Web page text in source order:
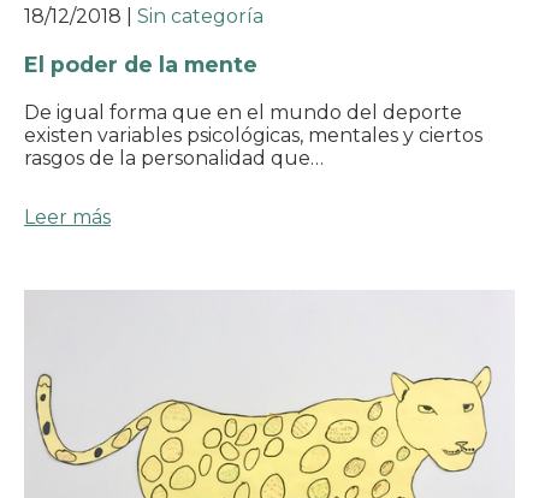
18/12/2018 Sin categoría
El poder de la mente
De igual forma que en el mundo del deporte
existen variables psicológicas, mentales y ciertos
rasgos de la personalidad que…
Leer más